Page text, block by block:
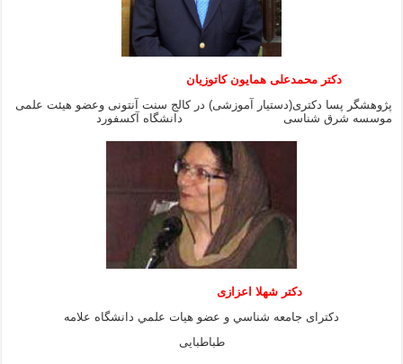
دکتر محمدعلی همایون کاتوزیان
پژوهشگر پسا دکتری(دستیار آموزشی) در کالج سنت آنتونی وعضو هیئت علمی
موسسه شرق شناسی دانشگاه آکسفورد
دكتر شهلا اعزازى
دكتراى جامعه شناسي و عضو هيات علمي دانشگاه علامه
طباطبايى